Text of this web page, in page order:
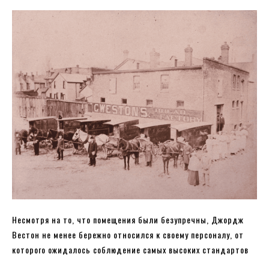
Несмотря на то, что помещения были безупречны, Джордж
Вестон не менее бережно относился к своему персоналу, от
которого ожидалось соблюдение самых высоких стандартов